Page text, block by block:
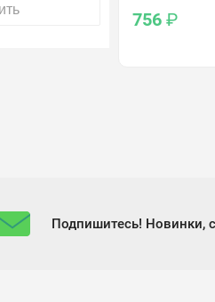
756 ₽
Подпишитесь! Новинки,